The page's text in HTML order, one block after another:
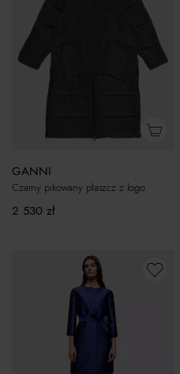
GANNI
Czarny pikowany płaszcz z logo
2 530 zł